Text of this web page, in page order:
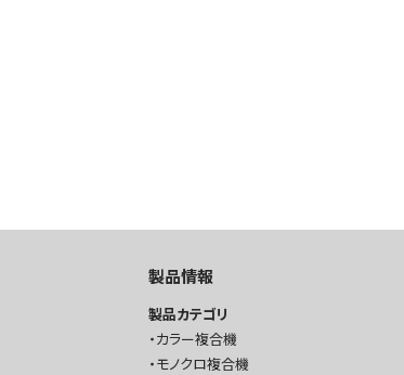
製品情報
製品カテゴリ
カラー複合機
モノクロ複合機